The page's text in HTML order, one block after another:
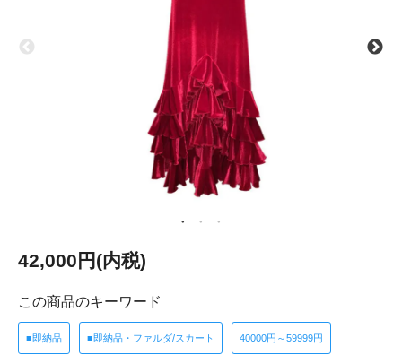
42,000円(内税)
この商品のキーワード
■即納品 ■即納品・ファルダ/スカート 40000円～59999円